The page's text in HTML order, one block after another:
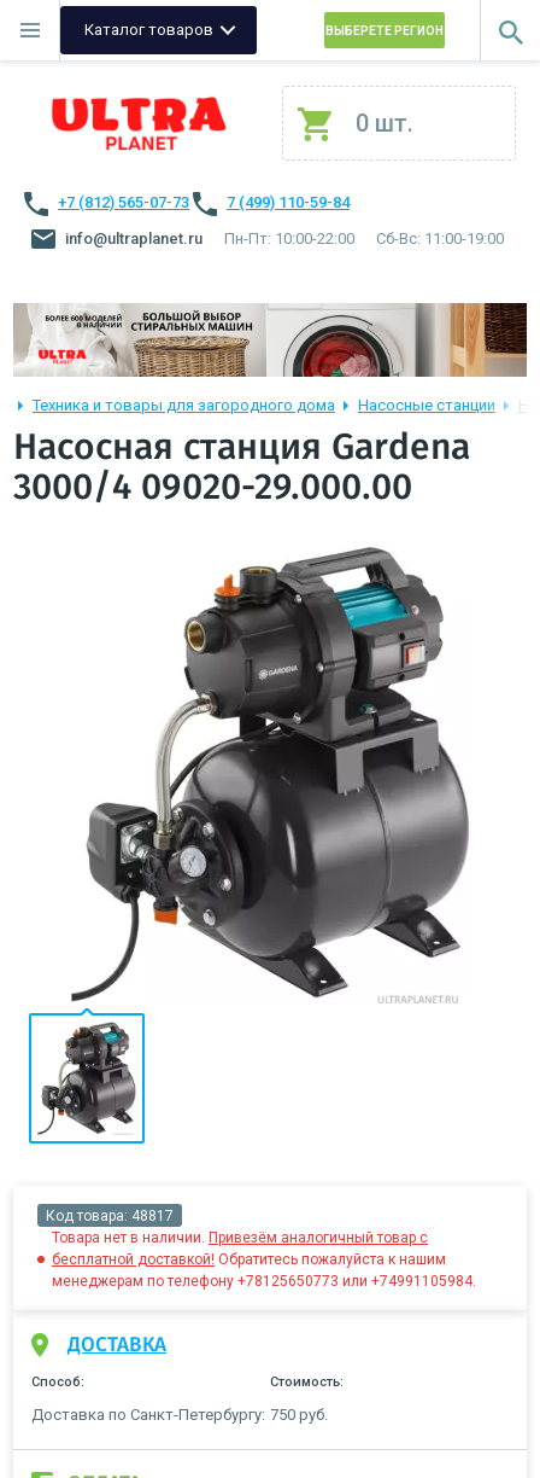
Каталог товаров ВЫБЕРЕТЕ РЕГИОН
0 шт.
+7 (812) 565-07-73
7 (499) 110-59-84
info@ultraplanet.ru
Пн-Пт: 10:00-22:00 Сб-Вс: 11:00-19:00
Техника и товары для загородного дома Насосные станции
Насосная станция Gardena
3000/4 09020-29.000.00
Код товара: 48817
Товара нет в наличии. Привезём аналогичный товар с
бесплатной доставкой! Обратитесь пожалуйста к нашим
менеджерам по телефону +78125650773 или +74991105984.
ДОСТАВКА
Способ: Стоимость:
Доставка по Санкт-Петербургу: 750 руб.